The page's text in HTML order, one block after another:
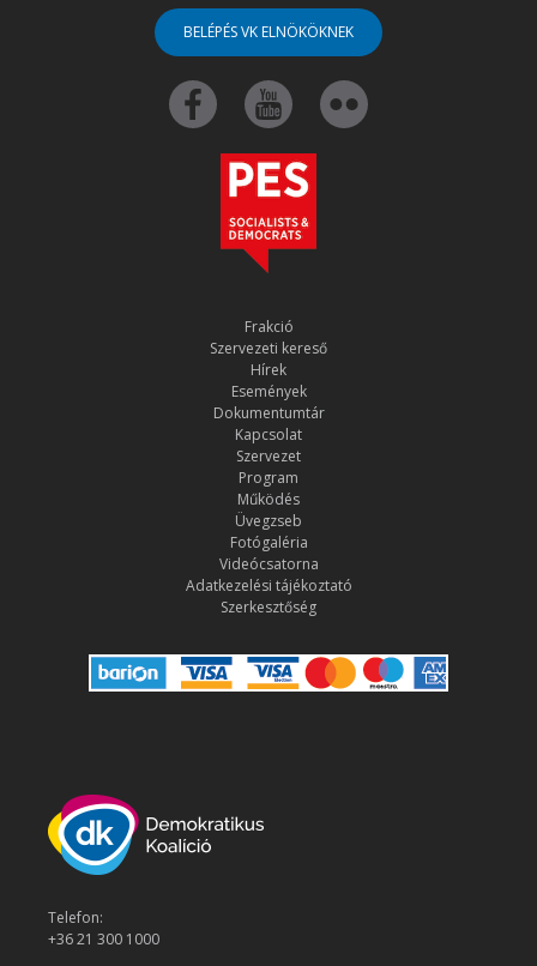
BELÉPÉS VK ELNÖKÖKNEK
Frakció
Szervezeti kereső
Hírek
Események
Dokumentumtár
Kapcsolat
Szervezet
Program
Működés
Üvegzseb
Fotógaléria
Videócsatorna
Adatkezelési tájékoztató
Szerkesztőség
Telefon:
+36 21 300 1000